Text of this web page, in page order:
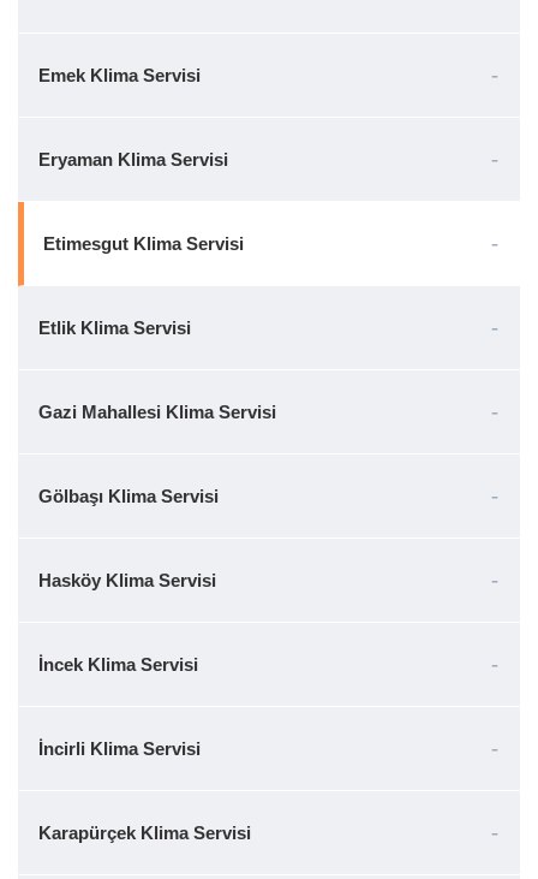
Emek Klima Servisi
Eryaman Klima Servisi
Etimesgut Klima Servisi
Etlik Klima Servisi
Gazi Mahallesi Klima Servisi
Gölbaşı Klima Servisi
Hasköy Klima Servisi
İncek Klima Servisi
İncirli Klima Servisi
Karapürçek Klima Servisi